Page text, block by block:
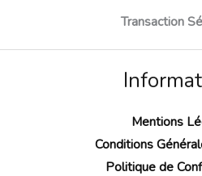
Transaction
Mentions
Conditions
Politique de